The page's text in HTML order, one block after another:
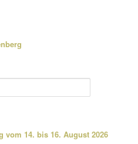
vom 14. bis 16. August 2026